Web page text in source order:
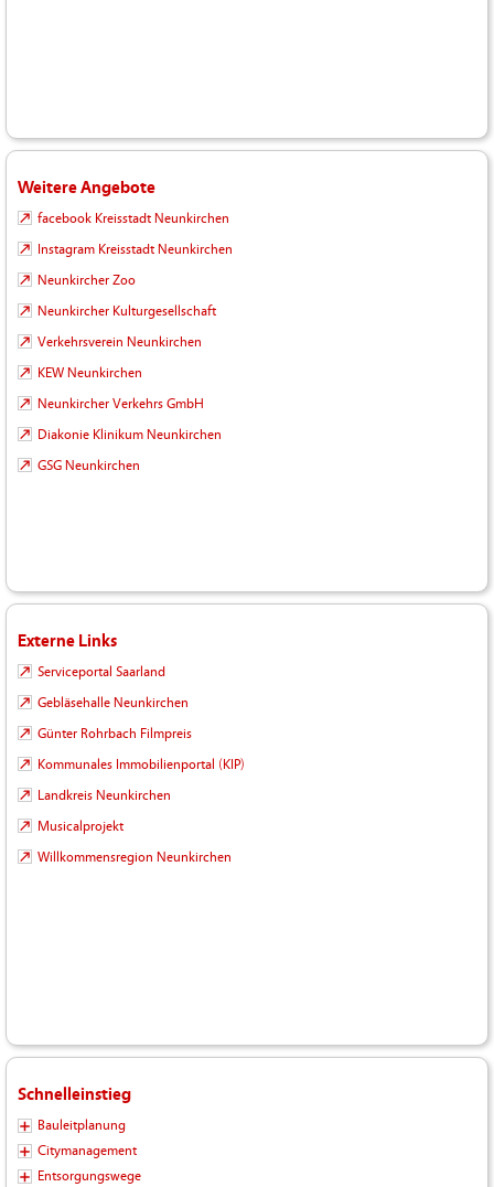
Weitere Angebote
facebook Kreisstadt Neunkirchen
Instagram Kreisstadt Neunkirchen
Neunkircher Zoo
Neunkircher Kulturgesellschaft
Verkehrsverein Neunkirchen
KEW Neunkirchen
Neunkircher Verkehrs GmbH
Diakonie Klinikum Neunkirchen
GSG Neunkirchen
Externe Links
Serviceportal Saarland
Gebläsehalle Neunkirchen
Günter Rohrbach Filmpreis
Kommunales Immobilienportal (KIP)
Landkreis Neunkirchen
Musicalprojekt
Willkommensregion Neunkirchen
Schnelleinstieg
Bauleitplanung
Citymanagement
Entsorgungswege